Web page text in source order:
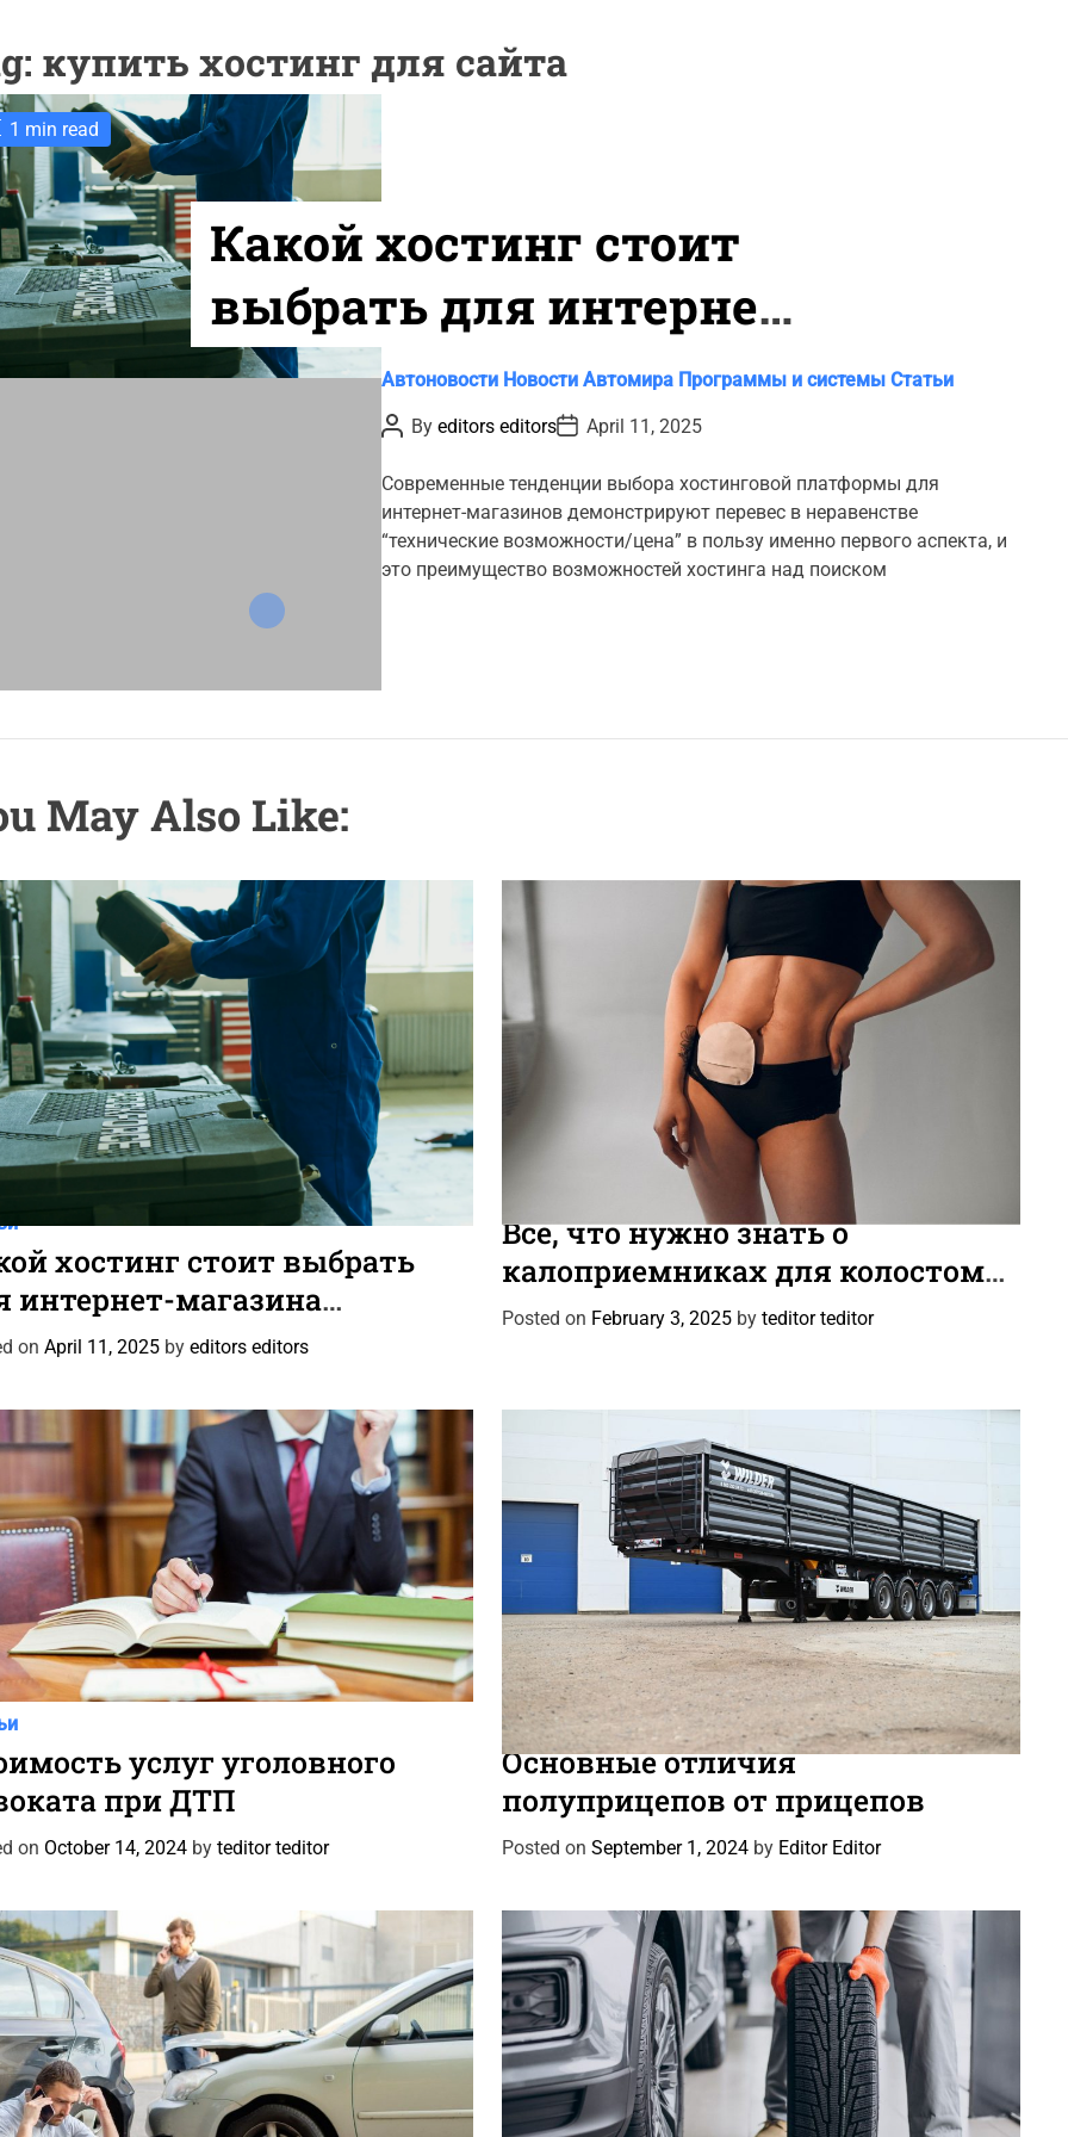
купить хостинг для сайта
1 min read
Какой хостинг стоит
выбрать для интернет-
магазина автотоваров
и шин?
C
t
g
o
i
Автоновости Новости Автомира Программы и системы Статьи
P
o
t
A
u
t
o
By editors editorsP
o
t
D
a
t
e
April 11, 2025
Современные тенденции выбора хостинговой платформы для
интернет-магазинов демонстрируют перевес в неравенстве
“технические возможности/цена” в пользу именно первого аспекта, и
это преимущество возможностей хостинга над поиском
May Also Like:
Программы и системы
хостинг стоит выбрать
интернет-магазина
и шин?
on April 11, 2025 by editors editors
a
t
e
g
Все, что нужно знать о
калоприемниках для колостомы
и илеостомы
Posted on February 3, 2025 by teditor teditor
услуг уголовного
при ДТП
on October 14, 2024 by teditor teditor
C
a
t
e
g
e
s
Автоновости Статьи
Основные отличия
полуприцепов от прицепов
Posted on September 1, 2024 by Editor Editor